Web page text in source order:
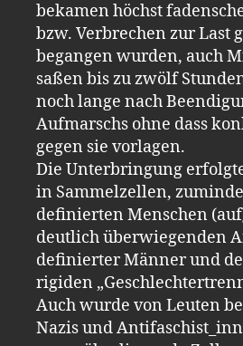
bekamen höchst
bzw. Verbrechen zur Last
begangen wurden, auch
saßen bis zu zwölf
noch lange nach
Aufmarschs ohne dass
gegen sie vorlagen.
Die Unterbringung
in Sammelzellen,
definierten Menschen
deutlich überwiegenden
definierter Männer und
rigiden
Auch wurde von Leuten
Nazis und